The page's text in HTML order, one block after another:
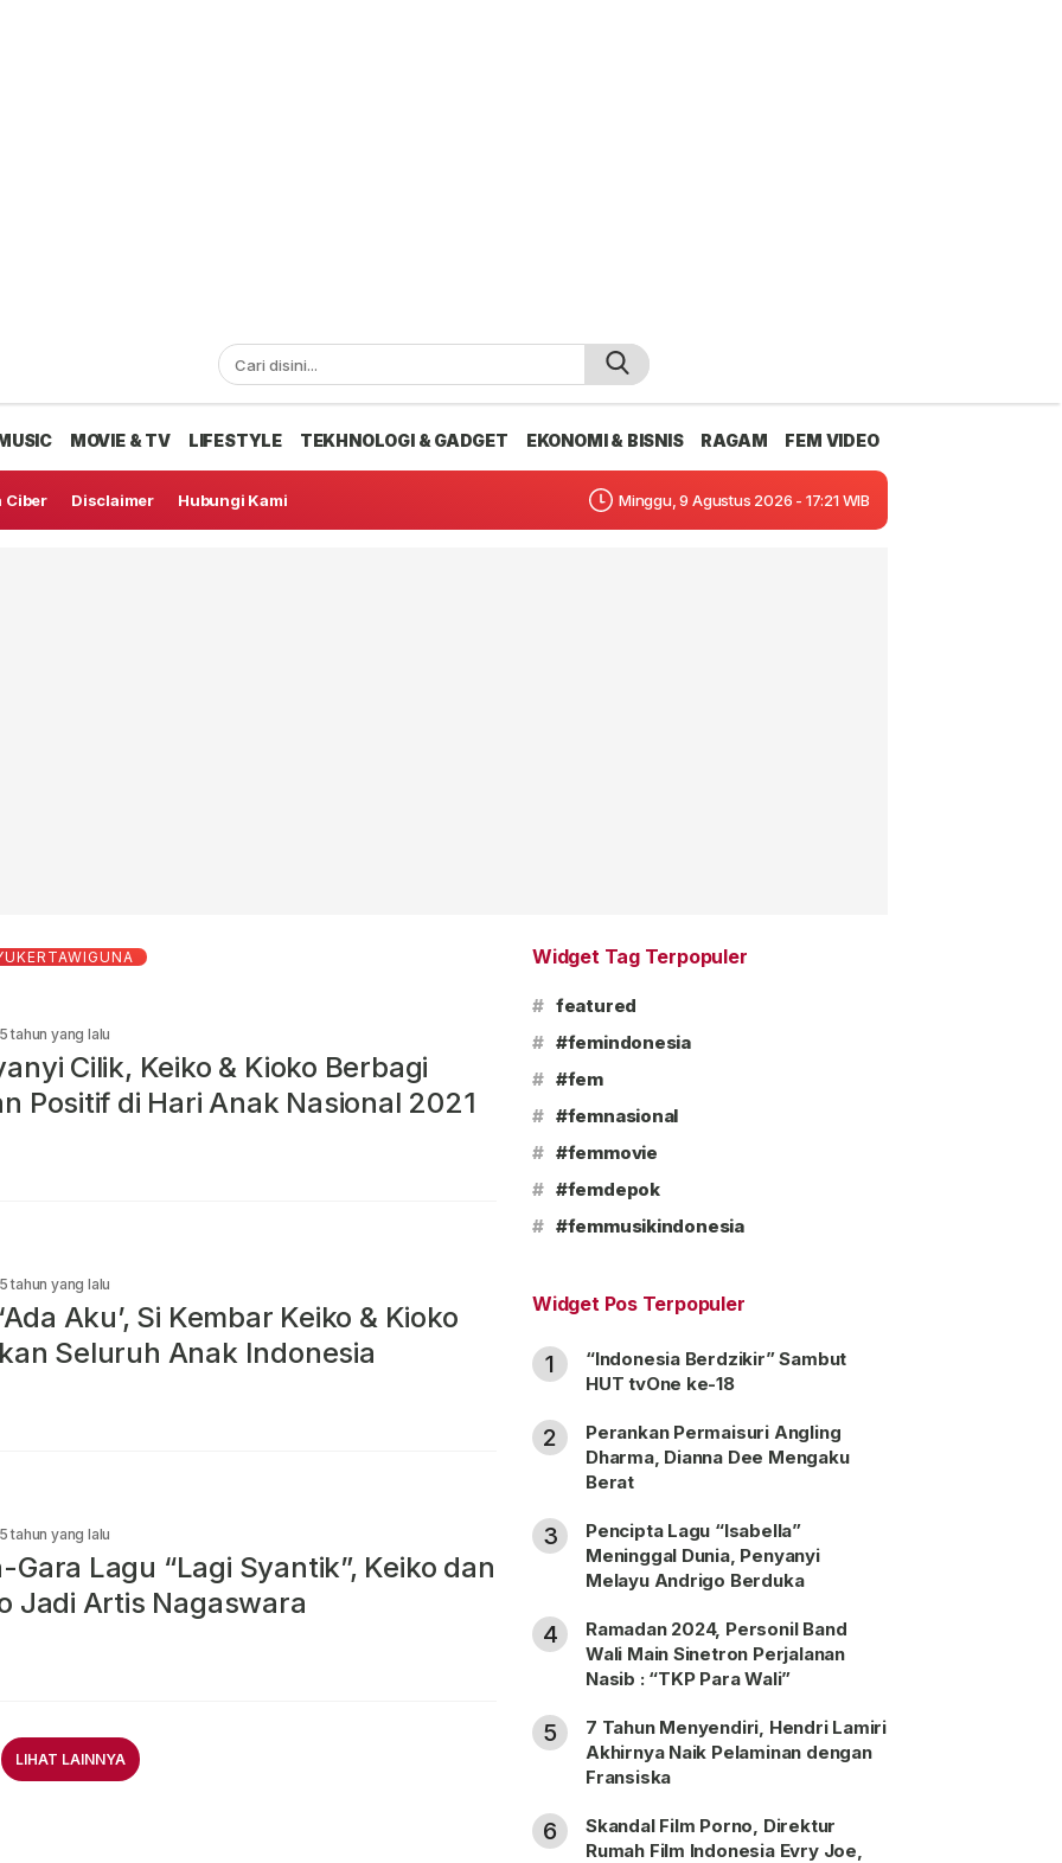
MOVIE & TV LIFESTYLE TEKHNOLOGI & GADGET EKONOMI & BISNIS RAGAM FEM VIDEO
Ciber Disclaimer Hubungi Kami Minggu, 9 Agustus 2026 - 17:21 WIB
tahun yang lalu
Cilik, Keiko & Kioko Berbagi
Positif di Hari Anak Nasional 2021
tahun yang lalu
Aku’, Si Kembar Keiko & Kioko
Seluruh Anak Indonesia
tahun yang lalu
Gara Lagu “Lagi Syantik”, Keiko dan
Jadi Artis Nagaswara
LIHAT LAINNYA
Widget Tag Terpopuler
# featured
# #femindonesia
# #fem
# #femnasional
# #femmovie
# #femdepok
# #femmusikindonesia
Widget Pos Terpopuler
1
“Indonesia Berdzikir” Sambut
HUT tvOne ke-18
2
Perankan Permaisuri Angling
Dharma, Dianna Dee Mengaku
Berat
3
Pencipta Lagu “Isabella”
Meninggal Dunia, Penyanyi
Melayu Andrigo Berduka
4
Ramadan 2024, Personil Band
Wali Main Sinetron Perjalanan
Nasib : “TKP Para Wali”
5
7 Tahun Menyendiri, Hendri Lamiri
Akhirnya Naik Pelaminan dengan
Fransiska
6
Skandal Film Porno, Direktur
Rumah Film Indonesia Evry Joe,